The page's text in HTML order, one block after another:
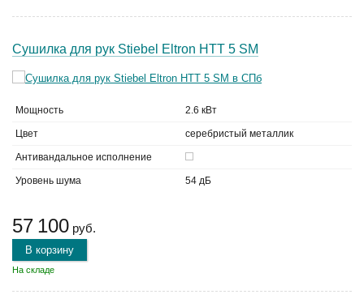
Сушилка для рук Stiebel Eltron HTT 5 SM
Мощность 2.6 кВт
Цвет серебристый металлик
Антивандальное исполнение
Уровень шума 54 дБ
57 100 руб.
В корзину
На складе